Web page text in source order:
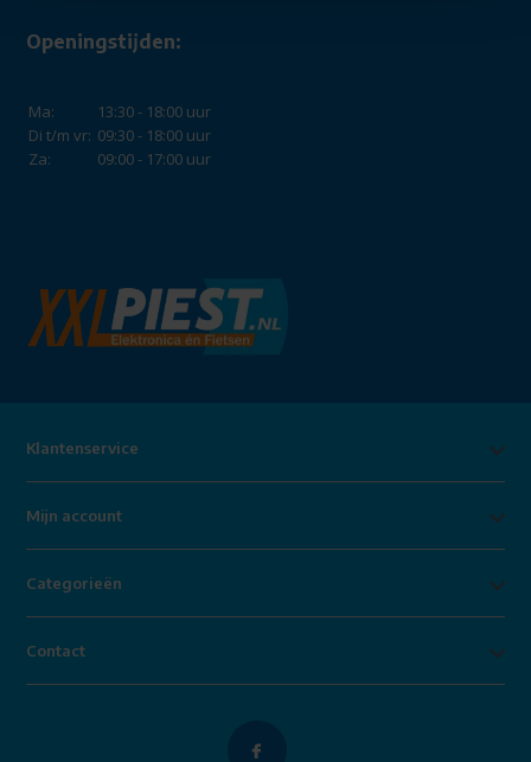
Openingstijden:
Ma:
13:30 - 18:00 uur
Di t/m vr: 09:30 - 18:00 uur
Za:
09:00 - 17:00 uur
Klantenservice
Mijn account
Categorieën
Contact